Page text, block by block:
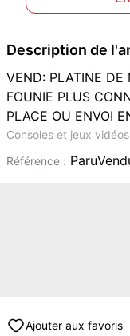
Description de
VEND: PLATINE DE
FOUNIE PLUS
PLACE OU ENVOI
Consoles et jeux
Référence :
Ajouter aux favoris